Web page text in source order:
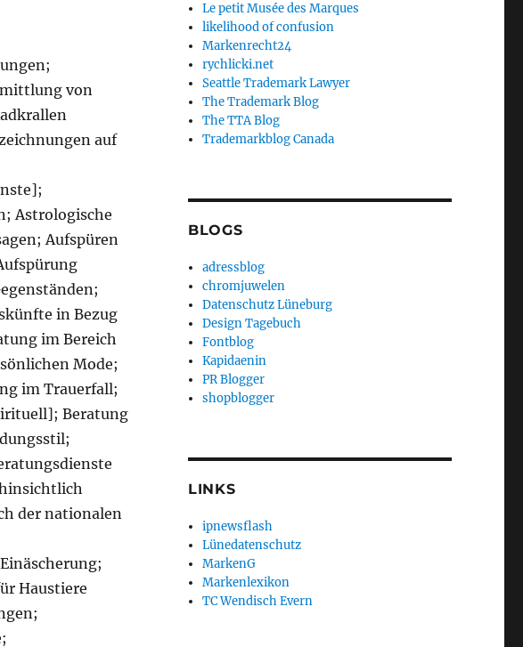
von
auf
Astrologische
Aufspüren
in Bezug
im Bereich
Mode;
im Trauerfall;
Beratung
der nationalen
Haustiere
Le petit Musée des Marques
likelihood of confusion
Markenrecht24
rychlicki.net
Seattle Trademark Lawyer
The Trademark Blog
The TTA Blog
Trademarkblog Canada
BLOGS
adressblog
chromjuwelen
Datenschutz Lüneburg
Design Tagebuch
Fontblog
Kapidaenin
PR Blogger
shopblogger
LINKS
ipnewsflash
Lünedatenschutz
MarkenG
Markenlexikon
TC Wendisch Evern